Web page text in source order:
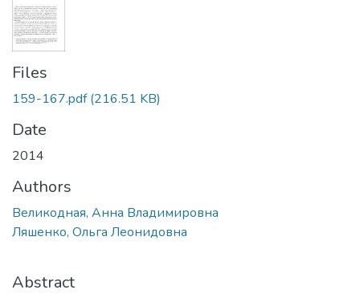
Files
159-167.pdf(216.51 KB)
Date
2014
Authors
Великодная, Анна Владимировна
Ляшенко, Ольга Леонидовна
Abstract